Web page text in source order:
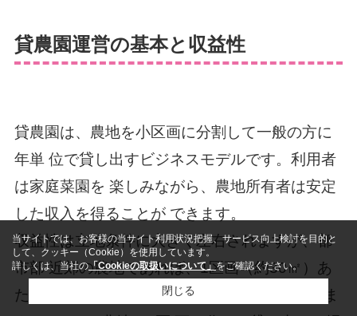
貸農園運営の基本と収益性
貸農園は、農地を小区画に分割して一般の方に
年単 位で貸し出すビジネスモデルです。利用者
は家庭菜園を 楽しみながら、農地所有者は安定
した収入を得ることが できます。
収益性は立地条件に大きく左右されますが、都
市部 近郊の農地であれば、1区画（約30㎡）あ
たり年間3万円 から5万円程度の収入が見込めま
当サイトでは、お客様の当サイト利用状況把握、サービス向上検討を目的と
して、クッキー（Cookie）を使用しています。
詳しくは、当社の「Cookieの取扱いについて」をご確認ください。
閉じる